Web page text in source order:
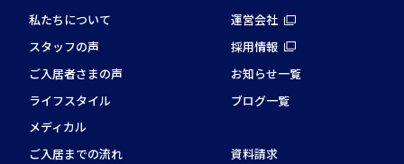
私たちについて
スタッフの声
ご入居者さまの声
ライフスタイル
メディカル
ご入居までの流れ
運営会社
採用情報
お知らせ一覧
ブログ一覧
資料請求